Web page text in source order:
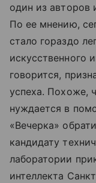
один из авторов
По ее мнению,
стало гораздо
искусственного
говорится,
успеха. Похоже,
нуждается в
«Вечерка»
кандидату
лаборатории
интеллекта